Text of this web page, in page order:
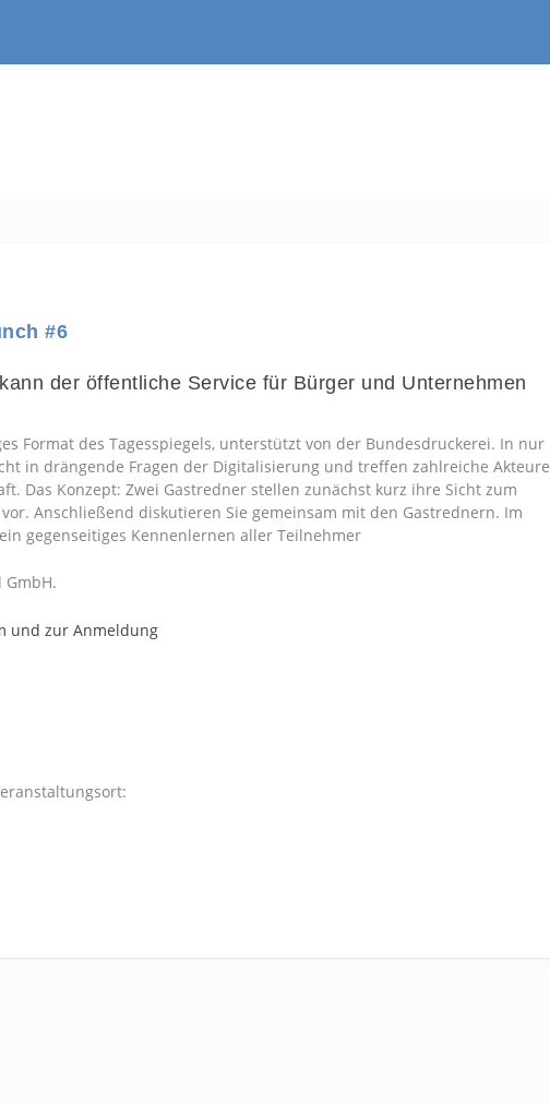
#6
der öffentliche Service für Bürger und Unternehmen
Format des Tagesspiegels, unterstützt von der Bundesdruckerei. In nur
in drängende Fragen der Digitalisierung und treffen zahlreiche Akteure
Das Konzept: Zwei Gastredner stellen zunächst kurz ihre Sicht zum
Anschließend diskutieren Sie gemeinsam mit den Gastrednern. Im
gegenseitiges Kennenlernen aller Teilnehmer
und zur Anmeldung